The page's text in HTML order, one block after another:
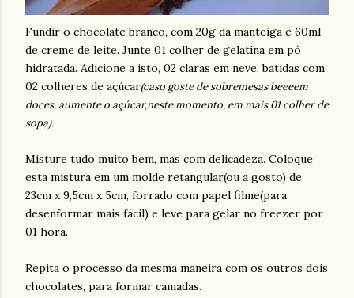
Fundir o chocolate branco, com 20g da manteiga e 60ml
de creme de leite. Junte 01 colher de gelatina em pó
hidratada. Adicione a isto, 02 claras em neve, batidas com
02 colheres de açúcar(caso goste de sobremesas beeeem
doces, aumente o açúcar,neste momento, em mais 01 colher de
sopa).
Misture tudo muito bem, mas com delicadeza. Coloque
esta mistura em um molde retangular(ou a gosto) de
23cm x 9,5cm x 5cm, forrado com papel filme(para
desenformar mais fácil) e leve para gelar no freezer por
01 hora.
Repita o processo da mesma maneira com os outros dois
chocolates, para formar camadas.